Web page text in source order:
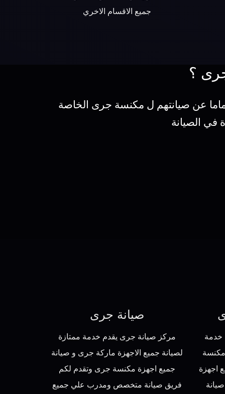
جميع الاقسام الاخري
؟
عن صيانتهم ل مكنسة جرى الخاصة
في الصيانة
صيانة جرى
مركز صيانة جرى يقدم خدمة ممتازة
لصيانة جميع الاجهزة ماركة جرى و صيانة
جميع اجهزة مكنسة جرى وتقدم لكم
فريق صيانة متخصص ومدرب علي جميع
خدمة
اجهزة